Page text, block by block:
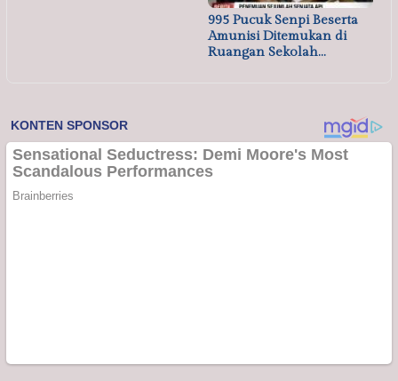
995 Pucuk Senpi Beserta
Amunisi Ditemukan di
Ruangan Sekolah…